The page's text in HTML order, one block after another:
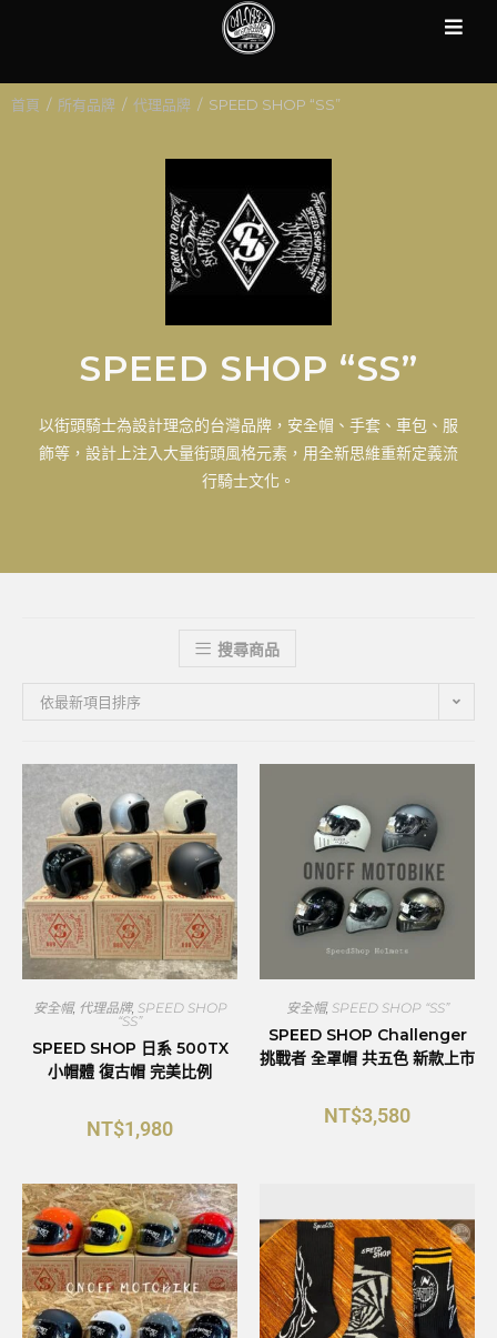
首頁 / 所有品牌 / 代理品牌 / SPEED SHOP “SS”
SPEED SHOP “SS”
以街頭騎士為設計理念的台灣品牌，安全帽、手套、車包、服
飾等，設計上注入大量街頭風格元素，用全新思維重新定義流
行騎士文化。
搜尋商品
依最新項目排序
安全帽, 代理品牌, SPEED SHOP
“SS”
SPEED SHOP 日系 500TX
小帽體 復古帽 完美比例
NT$1,980
安全帽, SPEED SHOP “SS”
SPEED SHOP Challenger
挑戰者 全罩帽 共五色 新款上市
NT$3,580